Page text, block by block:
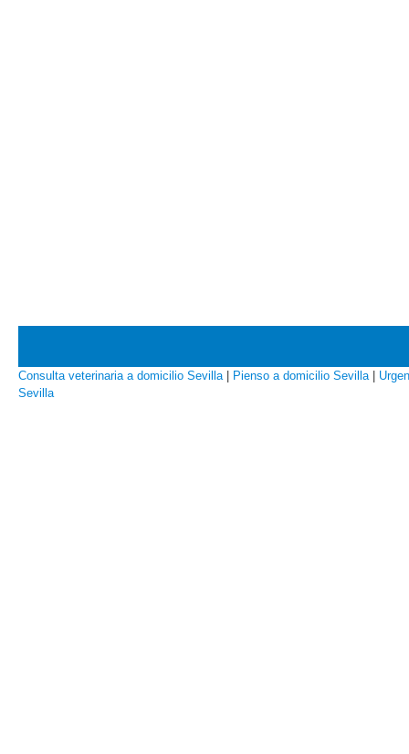
Consulta veterinaria a domicilio Sevilla| Pienso a domicilio Sevilla|
Sevilla